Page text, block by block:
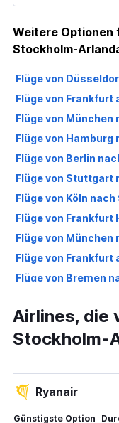
Weitere Optionen
Stockholm-
Flüge von
Flüge von Frankfurt
Flüge von
Flüge von
Flüge von Berlin
Flüge von Stuttgart
Flüge von Köln
Flüge von Frankfurt
Flüge von
Flüge von Frankfurt
Flüge von Bremen
Flüge von
Flüge von Weeze,
Flüge von
Flüge von Nürnberg
Flüge von Stuttgart
Airlines, die
Stockholm-
Ryanair
Günstigste Option